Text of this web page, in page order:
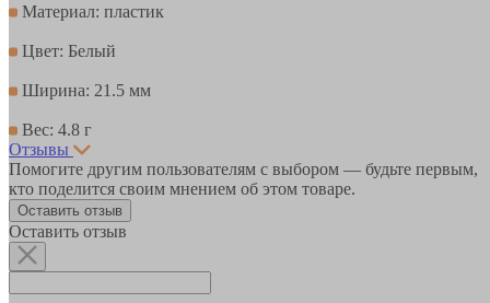
Материал: пластик
Цвет: Белый
Ширина: 21.5 мм
Вес: 4.8 г
Отзывы
Помогите другим пользователям с выбором — будьте первым,
кто поделится своим мнением об этом товаре.
Оставить отзыв
Оставить отзыв